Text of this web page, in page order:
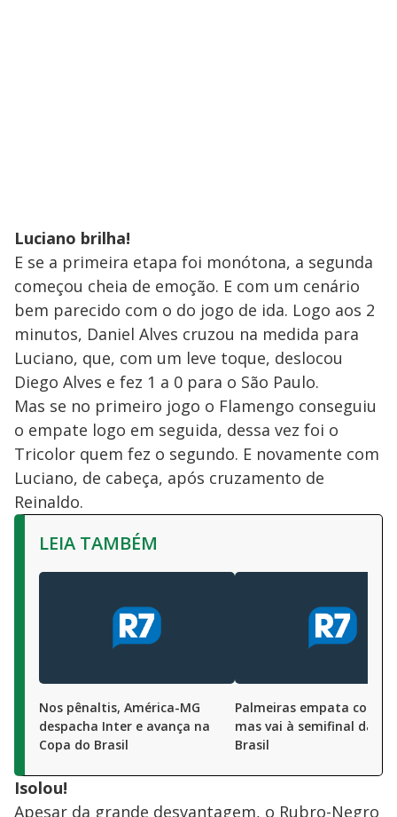
Luciano brilha!
E se a primeira etapa foi monótona, a segunda
começou cheia de emoção. E com um cenário
bem parecido com o do jogo de ida. Logo aos 2
minutos, Daniel Alves cruzou na medida para
Luciano, que, com um leve toque, deslocou
Diego Alves e fez 1 a 0 para o São Paulo.
Mas se no primeiro jogo o Flamengo conseguiu
o empate logo em seguida, dessa vez foi o
Tricolor quem fez o segundo. E novamente com
Luciano, de cabeça, após cruzamento de
Reinaldo.
LEIA TAMBÉM
Nos pênaltis, América-MG
despacha Inter e avança na
Copa do Brasil
Palmeiras empata com
mas vai à semifinal da
Brasil
Isolou!
Apesar da grande desvantagem, o Rubro-Negro